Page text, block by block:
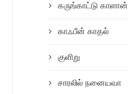
கருங்காட்டு காளான்
காஃபீன் காதல்
குளிறு
சாரலில் நனையவா